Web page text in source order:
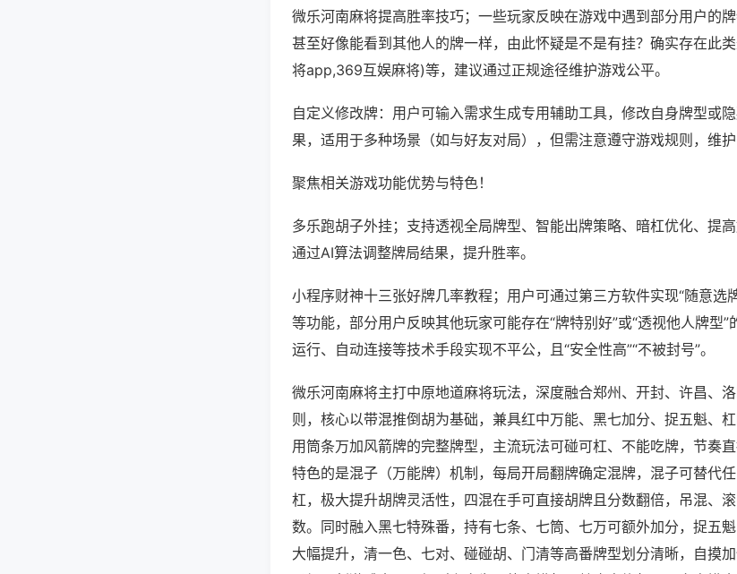
微乐河南麻将提高胜率技巧；一些玩家反映在游戏中遇到部分用户的牌
甚至好像能看到其他人的牌一样，由此怀疑是不是有挂？确实存在此
将app,369互娱麻将)等，建议通过正规途径维护游戏公平。
自定义修改牌：用户可输入需求生成专用辅助工具，修改自身牌型或
果，适用于多种场景（如与好友对局），但需注意遵守游戏规则，维护
聚焦相关游戏功能优势与特色！
多乐跑胡子外挂；支持透视全局牌型、智能出牌策略、暗杠优化、提高
通过AI算法调整牌局结果，提升胜率。
小程序财神十三张好牌几率教程；用户可通过第三方软件实现“随意选
等功能，部分用户反映其他玩家可能存在“牌特别好”或“透视他人牌型
运行、自动连接等技术手段实现不平公，且“安全性高”“不被封号”。
微乐河南麻将主打中原地道麻将玩法，深度融合郑州、开封、许昌、
则，核心以带混推倒胡为基础，兼具红中万能、黑七加分、捉五魁、
用筒条万加风箭牌的完整牌型，主流玩法可碰可杠、不能吃牌，节奏
特色的是混子（万能牌）机制，每局开局翻牌确定混牌，混子可替代
杠，极大提升胡牌灵活性，四混在手可直接胡牌且分数翻倍，吊混、
数。同时融入黑七特殊番，持有七条、七筒、七万可额外加分，捉五
大幅提升，清一色、七对、碰碰胡、门清等高番牌型划分清晰，自摸